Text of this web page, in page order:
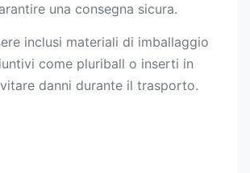
una consegna sicura.
inclusi materiali di imballaggio
come pluriball o inserti in
danni durante il trasporto.